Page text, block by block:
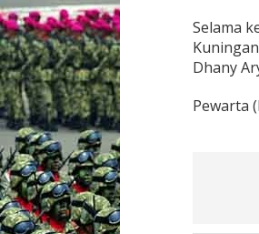
Selama
Dhany
Pewarta